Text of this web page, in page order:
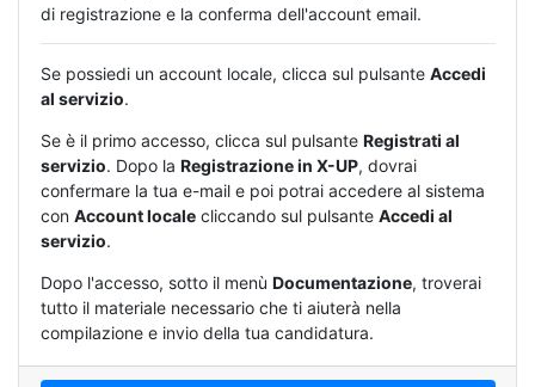
di registrazione e la conferma dell'account email.
Se possiedi un account locale, clicca sul pulsante Accedi
al servizio.
Se è il primo accesso, clicca sul pulsante Registrati al
servizio. Dopo la Registrazione in X-UP, dovrai
confermare la tua e-mail e poi potrai accedere al sistema
con Account localecliccando sul pulsante Accedi al
servizio.
Dopo l'accesso, sotto il menù Documentazione, troverai
tutto il materiale necessario che ti aiuterà nella
compilazione e invio della tua candidatura.